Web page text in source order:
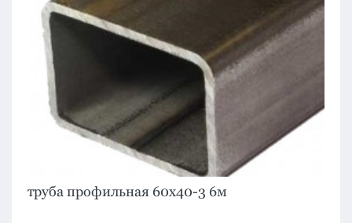
труба профильная 60х40-3 6м